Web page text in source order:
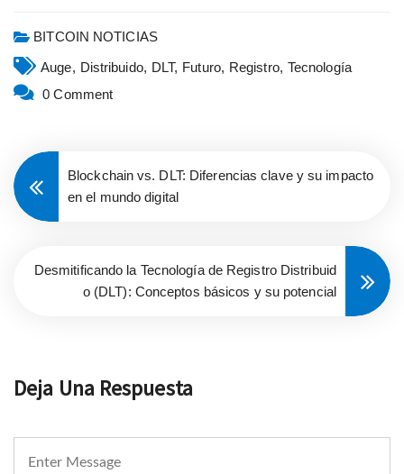
BITCOIN NOTICIAS
Auge, Distribuido, DLT, Futuro, Registro, Tecnología
0 Comment
Blockchain vs. DLT: Diferencias clave y su impacto
en el mundo digital
Desmitificando la Tecnología de Registro Distribuid
o (DLT): Conceptos básicos y su potencial
Deja Una Respuesta